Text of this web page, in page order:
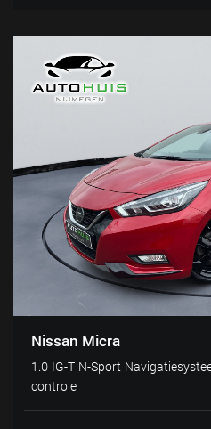
Nissan Micra
1.0 IG-T N-Sport
controle